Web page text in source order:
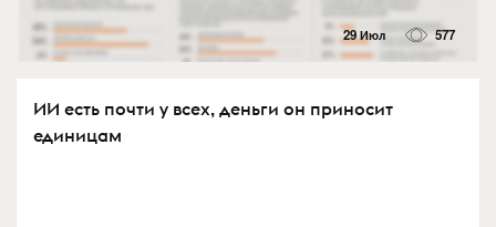
29 Июл 577
ИИ есть почти у всех, деньги он приносит
единицам